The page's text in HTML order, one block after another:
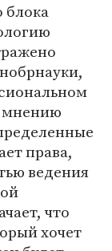
блока
мнению
права,
ведения
что
хочет